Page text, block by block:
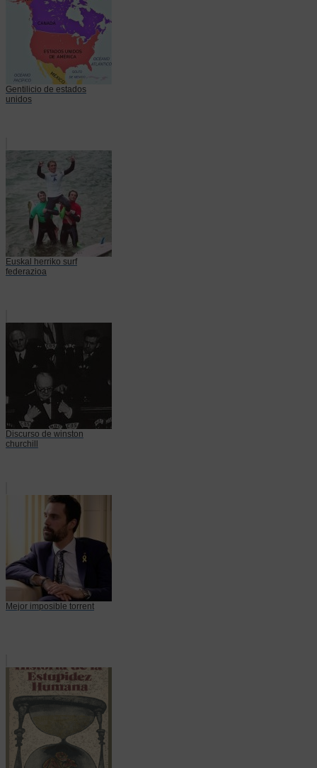
Gentilicio de estados
unidos
Euskal herriko surf
federazioa
Discurso de winston
churchill
Mejor imposible torrent